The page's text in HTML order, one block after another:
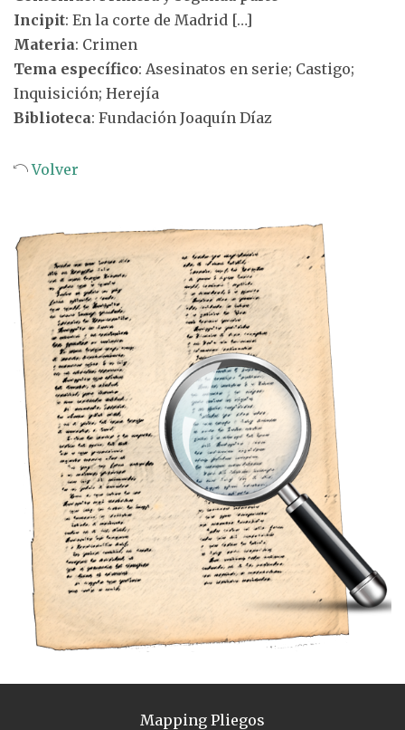
Incipit: En la corte de Madrid […]
Materia: Crimen
Tema específico: Asesinatos en serie; Castigo;
Inquisición; Herejía
Biblioteca: Fundación Joaquín Díaz
Volver
Mapping Pliegos